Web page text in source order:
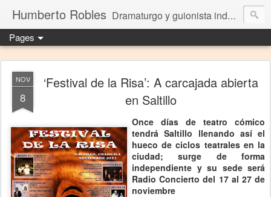
Humberto Robles Dramaturgo y guionista independiente
Pages
NOV
8
‘Festival de la Risa’: A carcajada abierta
en Saltillo
Once días de teatro cómico
tendrá Saltillo llenando así el
hueco de ciclos teatrales en la
ciudad; surge de forma
independiente y su sede será
Radio Concierto del 17 al 27 de
noviembre